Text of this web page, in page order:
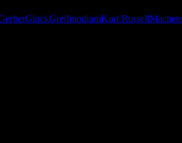
GlockGrejImodiumKurt RussellMachete